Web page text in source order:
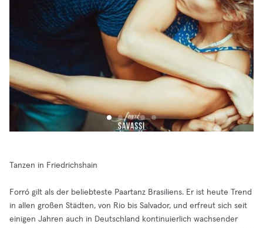
Tanzen in Friedrichshain
Forró gilt als der beliebteste Paartanz Brasiliens. Er ist heute Trend
in allen großen Städten, von Rio bis Salvador, und erfreut sich seit
einigen Jahren auch in Deutschland kontinuierlich wachsender